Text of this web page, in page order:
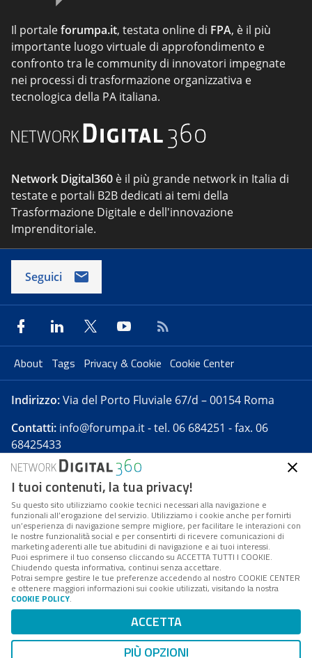
Il portaleforumpa.it, testata online di FPA, è il più
importante luogo virtuale di approfondimento e
confronto tra le community di innovatori impegnate
nei processi di trasformazione organizzativa e
tecnologica della PA italiana.
Network Digital360 è il più grande network in Italia di
testate e portali B2B dedicati ai temi della
Trasformazione Digitale e dell'innovazione
Imprenditoriale.
Seguici
About Tags Privacy & Cookie Cookie Center
Indirizzo:Via del Porto Fluviale 67/d – 00154 Roma
Contatti: info@forumpa.it- tel. 06 684251 - fax. 06
68425433
Forumpa.itè una pubblicazione telematica iscritta
presso Registro della stampa del Tribunale di Roma -
Reg. n. 182 del 2 maggio 2008 - Direttore resp. Michela
Stentella
FPA s.r.l. è società soggetta a Direzione e
Coordinamento da parte di Digital360 S.p.A. - FPA s.r.l.
è un'azienda certificata per il sistema di management
Codice Fiscale/Partita IVA n. 10693191008 - R.E.A. Roma
n. 1249791. ISP AWS
Mappa del sito
I tuoi contenuti, la tua privacy!
Su questo sito utilizziamo cookie tecnici necessari alla navigazione e
funzionali all’erogazione del servizio. Utilizziamo i cookie anche per fornirti
un’esperienza di navigazione sempre migliore, per facilitare le interazioni con
le nostre funzionalità social e per consentirti di ricevere comunicazioni di
marketing aderenti alle tue abitudini di navigazione e ai tuoi interessi.
Puoi esprimere il tuo consenso cliccando su ACCETTA TUTTI I COOKIE.
Chiudendo questa informativa, continui senza accettare.
Potrai sempre gestire le tue preferenze accedendo al nostro COOKIE CENTER
e ottenere maggiori informazioni sui cookie utilizzati, visitando la nostra
COOKIE POLICY.
ACCETTA
PIÙ OPZIONI